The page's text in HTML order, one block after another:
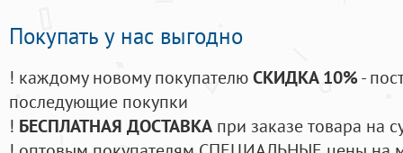
Покупать у нас выгодно
! каждому новому покупателюСКИДКА 10%-
последующие покупки
! БЕСПЛАТНАЯ ДОСТАВКА при заказе товара на